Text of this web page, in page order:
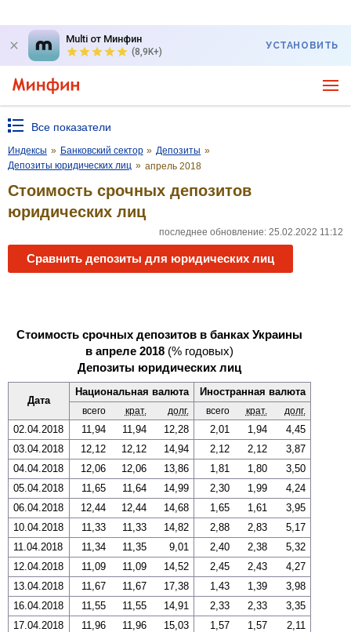
Multi от Минфин
(8,9K+)
УСТАНОВИТЬ
Все показатели
Индексы » Банковский сектор » Депозиты »
Депозиты юридических лиц » апрель 2018
Стоимость срочных депозитов
юридических лиц
последнее обновление: 25.02.2022 11:12
Сравнить депозиты для юридических лиц
Стоимость срочных депозитов в банках Украины
в апреле 2018 (% годовых)
Депозиты юридических лиц
Дата
Национальная валюта Иностранная валюта
всего крат. долг. всего крат. долг.
02.04.2018 11,94 11,94 12,28 2,01 1,94
4,45
03.04.2018
12,12 12,12 14,94 2,12 2,12
3,87
04.04.2018
12,06 12,06 13,86 1,81 1,80
3,50
05.04.2018
11,65 11,64 14,99 2,30 1,99
4,24
06.04.2018
12,44 12,44 14,68 1,65 1,61
3,95
10.04.2018
11,33 11,33 14,82 2,88 2,83
5,17
11.04.2018
11,34 11,35 9,01 2,40 2,38
5,32
12.04.2018
11,09 11,09 14,52 2,45 2,43
4,27
13.04.2018
11,67 11,67 17,38 1,43 1,39
3,98
16.04.2018
11,55 11,55 14,91 2,33 2,33
3,35
17.04.2018
11,96 11,96 15,03 1,57 1,57
2,11